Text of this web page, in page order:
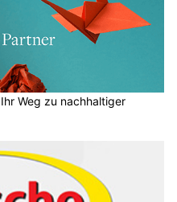
Weg zu nachhaltiger